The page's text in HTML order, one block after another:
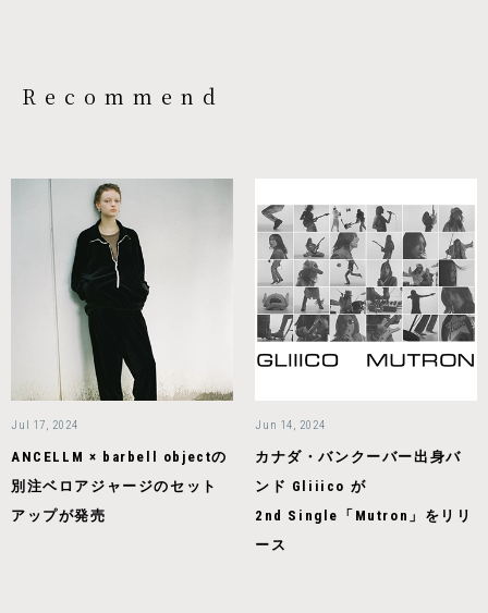
Recommend
Jul 17, 2024
ANCELLM × barbell objectの
別注ベロアジャージのセット
アップが発売
Jun 14, 2024
カナダ・バンクーバー出身バ
ンド Gliiico が
2nd Single「Mutron」をリリ
ース